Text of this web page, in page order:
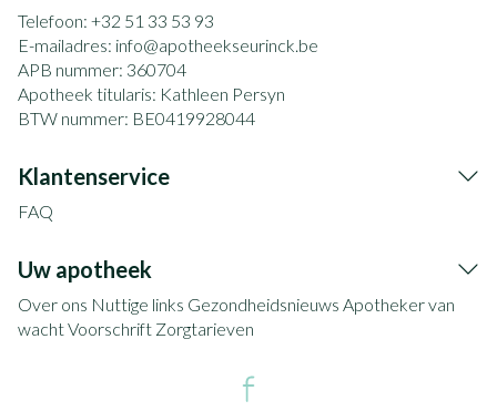
Telefoon: +32 51 33 53 93
E-mailadres: info@apotheekseurinck.be
APB nummer: 360704
Apotheek titularis: Kathleen Persyn
BTW nummer: BE0419928044
Klantenservice
FAQ
Uw apotheek
Over ons Nuttige links Gezondheidsnieuws Apotheker van
wachtVoorschrift Zorgtarieven